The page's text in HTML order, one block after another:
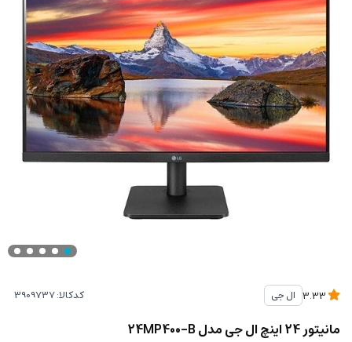
ال جی کدکالا:
مانیتور 24 اینچ ال جی مدل 24MP400-B